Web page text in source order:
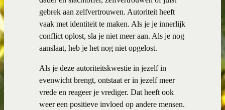
gebrek aan zelfvertrouwen. Autoriteit heeft
vaak met identiteit te maken. Als je je innerlijk
conflict oplost, sla je niet meer aan. Als je nog
aanslaat, heb je het nog niet opgelost.
Als je deze autoriteitskwestie in jezelf in
evenwicht brengt, ontstaat er in jezelf meer
vrede en reageer je vrediger. Dat heeft ook
weer een positieve invloed op andere mensen.